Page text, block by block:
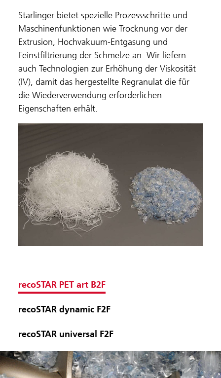
Starlinger bietet spezielle Prozessschritte und
Maschinenfunktionen wie Trocknung vor der
Extrusion, Hochvakuum-Entgasung und
Feinstfiltrierung der Schmelze an. Wir liefern
auch Technologien zur Erhöhung der Viskosität
(IV), damit das hergestellte Regranulat die für
die Wiederverwendung erforderlichen
Eigenschaften erhält.
recoSTAR PET art B2F
recoSTAR dynamic F2F
recoSTAR universal F2F